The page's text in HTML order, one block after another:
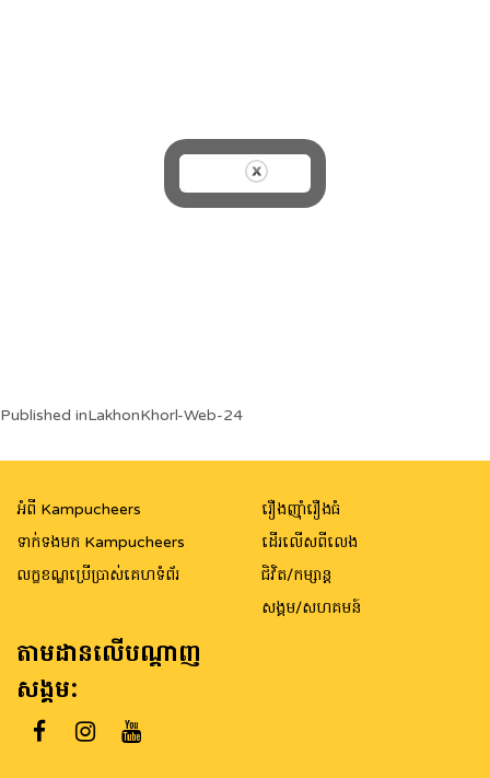
Post
navigation
Published inLakhonKhorl-Web-24
អំពី Kampucheers
ទាក់ទងមក Kampucheers
លក្ខខណ្ឌប្រើប្រាស់គេហទំព័រ
រឿងញ៉ាំរឿងធំ
ដើរលើសពីលេង
ជិវិត/កម្សាន្ត
សង្គម/សហគមន៍
តាមដានលើបណ្តាញ
សង្គម: